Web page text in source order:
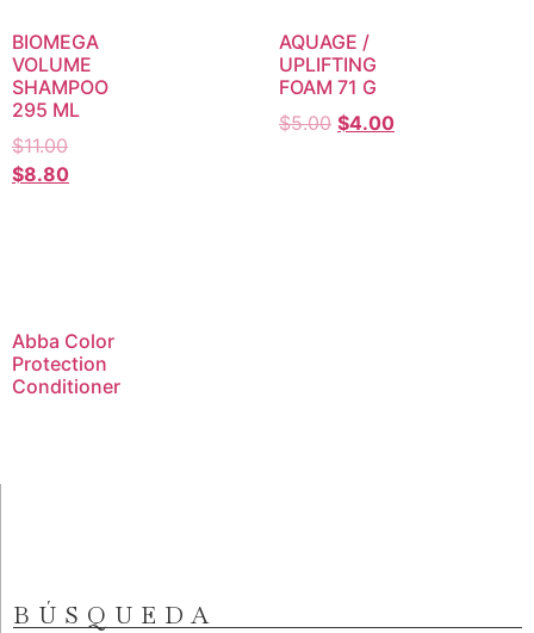
BIOMEGA
VOLUME
SHAMPOO
295 ML
$11.00
$8.80
AQUAGE /
UPLIFTING
FOAM 71 G
$5.00 $4.00
Abba Color
Protection
Conditioner
BÚSQUEDA